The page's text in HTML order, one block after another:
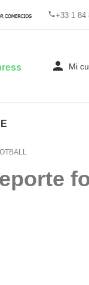
+33 1 84
Mi